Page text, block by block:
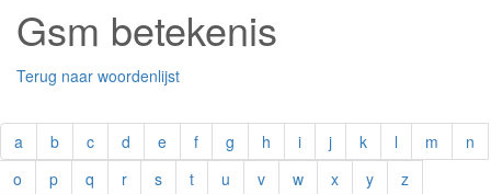
Gsm betekenis
Terug naar woordenlijst
a b c d e f g h i j k l m
n
o
p q r s t u v w x y
z